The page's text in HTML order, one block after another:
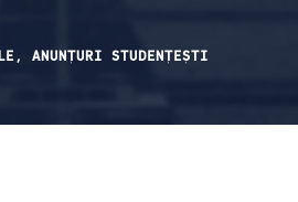
, ANUNȚURI STUDENȚEȘTI